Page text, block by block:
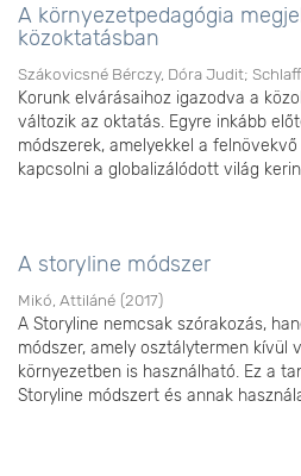
A környezetpedagógia
közoktatásban
Szákovicsné Bérczy, Dóra Judit;
Korunk elvárásaihoz igazodva a
változik az oktatás. Egyre inkább
módszerek, amelyekkel a
kapcsolni a globalizálódott világ
A storyline módszer
Mikó, Attiláné (2017)
A Storyline nemcsak szórakozás,
módszer, amely osztálytermen kívül
környezetben is használható. Ez a
Storyline módszert és annak